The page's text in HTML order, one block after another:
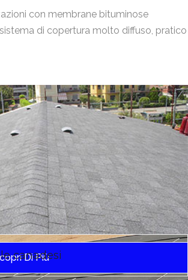
Di Più
con membrane bituminose
di copertura molto diffuso, pratico
canadesi